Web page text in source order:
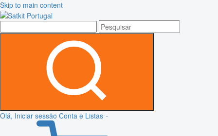
Skip to main content
Olá, Iniciar sessão Conta e Listas